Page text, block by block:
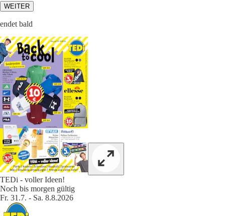
WEITER
endet bald
TEDi - voller Ideen!
Noch bis morgen gültig
Fr. 31.7. - Sa. 8.8.2026